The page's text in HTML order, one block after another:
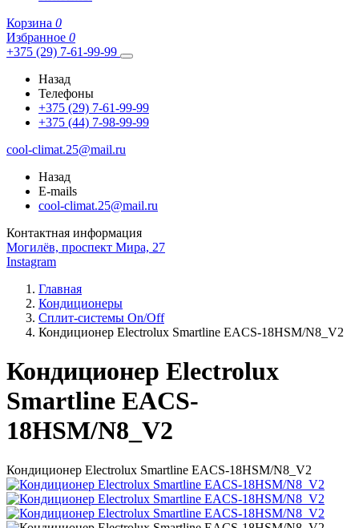
Корзина 0
Избранное 0
+375 (29) 7-61-99-99
Назад
Телефоны
+375 (29) 7-61-99-99
+375 (44) 7-98-99-99
cool-climat.25@mail.ru
Назад
E-mails
cool-climat.25@mail.ru
Контактная информация
Могилёв, проспект Мира, 27
Instagram
Главная
Кондиционеры
Сплит-системы On/Off
Кондиционер Electrolux Smartline EACS-18HSM/N8_V2
Кондиционер Electrolux
Smartline EACS-
18HSM/N8_V2
Кондиционер Electrolux Smartline EACS-18HSM/N8_V2